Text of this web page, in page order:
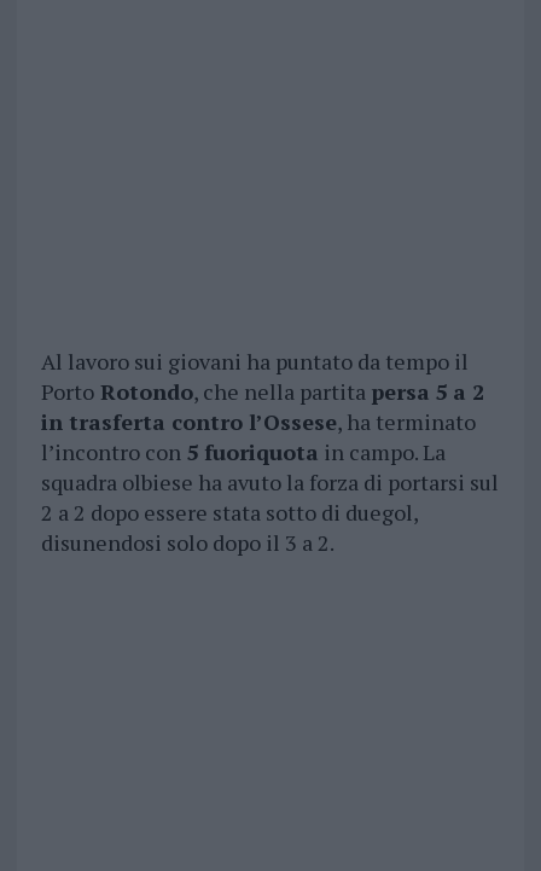
Al lavoro sui giovani ha puntato da tempo il
PortoRotondo, che nella partita persa 5 a 2
in trasferta contro l’Ossese, ha terminato
l’incontro con 5 fuoriquota in campo. La
squadra olbiese ha avuto la forza di portarsi sul
2 a 2 dopo essere stata sotto di duegol,
disunendosi solo dopo il 3 a 2.